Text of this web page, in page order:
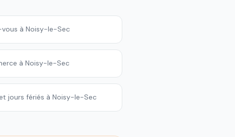
à Noisy-le-Sec
à Noisy-le-Sec
jours fériés à Noisy-le-Sec